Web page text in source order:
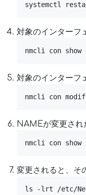
systemctl
対象のインターフ
nmcli con show
対象のインター
nmcli con
NAMEが変更され
nmcli con show
変更されると、そ
ls -lrt /etc/